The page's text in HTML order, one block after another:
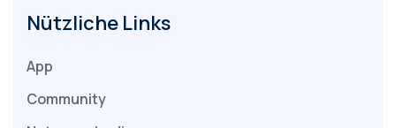
Nützliche Links
App
Community